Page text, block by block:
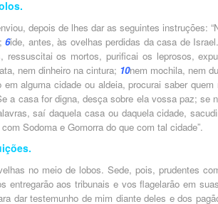
depois de lhes dar as seguintes instruções:
6ide, antes, às ovelhas perdidas da casa de Israel.
ressuscitai os mortos, purificai os leprosos,
nem dinheiro na cintura; 10nem mochila, nem
em alguma cidade ou aldeia, procurai saber
a casa for digna, desça sobre ela vossa paz; se
saí daquela casa ou daquela cidade,
Sodoma e Gomorra do que com tal cidade”.
no meio de lobos. Sede, pois, prudentes
entregarão aos tribunais e vos flagelarão em
dar testemunho de mim diante deles e dos